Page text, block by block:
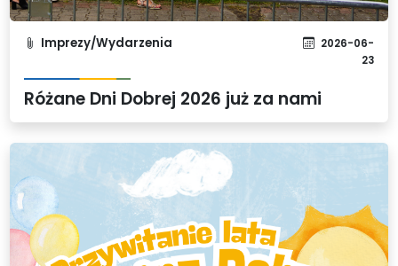
Imprezy/Wydarzenia
2026-06-
23
Różane Dni Dobrej 2026 już za nami